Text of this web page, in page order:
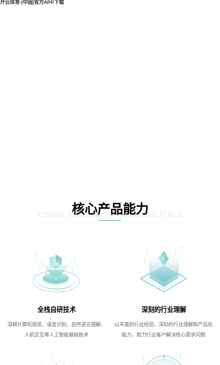
开云体育·(中国)官方APP下载
核心产品能力
CORE PRODUCT CAPABILITIES
全栈自研技术
深耕计算机视觉、语音识别、自然语言理解、
人机交互等人工智能基础技术
深刻的行业理解
以丰富的行业经验，深刻的行业理解和产品化
能力，助力行业客户解决核心需求问题